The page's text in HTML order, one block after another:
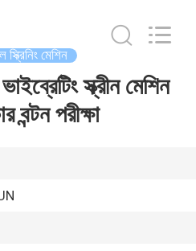
স্ক্রিনিং মেশিন
স্ক্রীন মেশিন
পরীক্ষা